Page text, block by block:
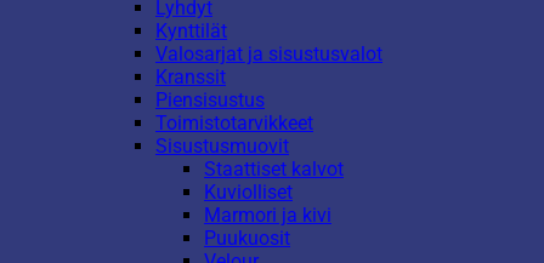
Lyhdyt
Kynttilät
Valosarjat ja sisustusvalot
Kranssit
Piensisustus
Toimistotarvikkeet
Sisustusmuovit
Staattiset kalvot
Kuviolliset
Marmori ja kivi
Puukuosit